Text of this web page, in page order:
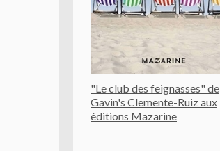
"Le club des feignasses" de
Gavin's Clemente-Ruiz aux
éditions Mazarine